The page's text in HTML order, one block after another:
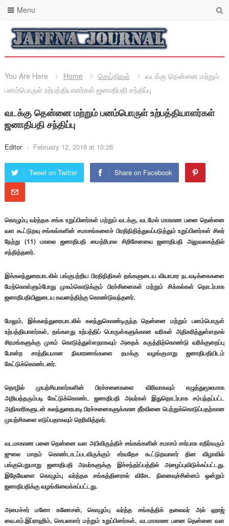
Menu
You Are Here Home செய்திகள்
வடக்கு தென்னை மற்றும்
பனம்பொருள் உற்பத்தியாளர்கள் ஜனாதிபதி சந்திப்பு
வடக்கு தென்னை மற்றும் பனம்பொருள் உற்பத்தியாளர்கள்
ஜனாதிபதி சந்திப்பு
Editor - February 12, 2016 at 10:26
Tweet on Twitter Share on Facebook
கொழும்பு வர்த்தக சங்க உறுப்பினர்கள் மற்றும் வடக்கு, வடமேல் மாகாண பனை தென்னை
வள கூட்டுறவு சங்கங்களின் சமாசங்களைச் பிரதிநிதித்துவப்படுத்தும் உறுப்பினர்கள் சிலர்
நேற்று (11) மாலை ஜனாதிபதி மைத்ரிபால சிறிசேனவை ஜனாதிபதி அலுவலகத்தில்
சந்தித்தனர்.
இக்கலந்துரையாடலில் பங்குபற்றிய பிரதிநிதிகள் தங்களுடைய வியாபார நடவடிக்கைகளை
மேற்கொள்ளும்போது முகம்கொடுக்கும் பிரச்சினைகள் மற்றும் சிக்கல்கள் தொடர்பாக
ஜனாதிபதியினுடைய கவனத்திற்கு கொண்டுவந்தனர்.
மேலும், இக்கலந்துரையாடலில் கலந்துகொண்டிருந்த தென்னை மற்றும் பனம்பொருள்
உற்பத்தியாளர்கள், தங்களது உற்பத்திப் பொருள்களுக்கான வரிகள் அதிகரித்துள்ளதால்
சிரமங்களுக்கு முகம் கொடுத்துள்ளதாகவும் அதைக் கருத்திற்கொண்டு வரிக்குறைப்பு
போன்ற சாத்தியமான நிவாரணங்களை தமக்கு வழங்குமாறு ஜனாதிபதியிடம்
கேட்டுக்கொண்டனர்.
தொழில் முயற்சியாளர்களின் பிரச்சனைகளை விரிவாகவும் எழுத்துமூலமாக
அறியத்தரும்படி கேட்டுக்கொண்ட ஜனாதிபதி அவர்கள் இதுதொடர்பாக சம்பந்தப்பட்ட
அதிகாரிகளுடன் கலந்துரையாடி பிரச்சனைகளுக்கான தீர்வினை பெற்றுக்கொடுப்பதற்கான
முயற்சிகளை எடுப்பதாகவும் தெரிவித்தார்.
வடமாகாண பனை தென்னை வள அபிவிருத்திச் சங்கங்களின் சமாசம் சார்பாக எதிர்வரும்
ஜுலை மாதம் கொண்டாடப்படவிருக்கும் சர்வதேச கூட்டுறவாளர் தின விழாவில்
பங்குபெறுமாறு ஜனாதிபதி அவர்களுக்கு இச்சந்தர்ப்பத்தில் அழைப்புவிடுக்கப்பட்டது.
இதேவேளை கொழும்பு வர்த்தக சங்கத்தினரால் விசேட நினைவுச்சின்னம் ஒன்றும்
ஜனாதிபதிக்கு வழங்கிவைக்கப்பட்டது.
அமைச்சர் மனோ கணேசன், கொழும்பு வர்த்த சங்கத்திக் தலைவர் அல் ஹாஜ்
வை.எம்.இப்ராஹிம், செயலாளர் மற்றும் உறுப்பினர்கள், வடமாகாண பனை தென்னை வள